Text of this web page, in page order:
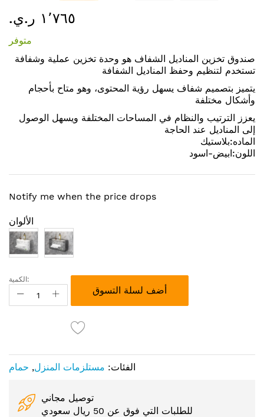
إلى
معرض
الصور
١٬٧٦٥ ر.ي.‏
متوفر
صندوق تخزين المناديل الشفاف هو وحدة تخزين عملية وشفافة
تستخدم لتنظيم وحفظ المناديل الشفافة
يتميز بتصميم شفاف يسهل رؤية المحتوى، وهو متاح بأحجام
وأشكال مختلفة
يعزز الترتيب والنظام في المساحات المختلفة ويسهل الوصول
إلى المناديل عند الحاجة
الماده:بلاستيك
اللون:ابيض-اسود
Notify me when the price drops
الألوان
الكمية:
أضف لسلة التسوق
الفئات: مستلزمات المنزل, حمام
توصيل مجاني
للطلبات التي فوق عن 50 ريال سعودي